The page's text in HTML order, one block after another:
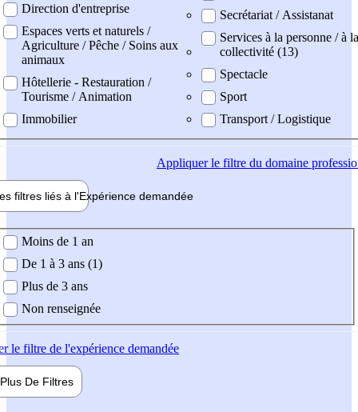
Direction d'entreprise
Espaces verts et naturels /
Agriculture / Pêche / Soins aux
animaux
Hôtellerie - Restauration /
Tourisme / Animation
Immobilier
Secrétariat / Assistanat
Services à la personne / à la
collectivité (13)
Spectacle
Sport
Transport / Logistique
Appliquerle filtre du domaine
filtres liés à l'Expérience demandée
demandée
Moins de 1 an
De 1 à 3 ans (1)
Plus de 3 ans
Non renseignée
le filtre de l'expérience demandée
Plus De Filtres